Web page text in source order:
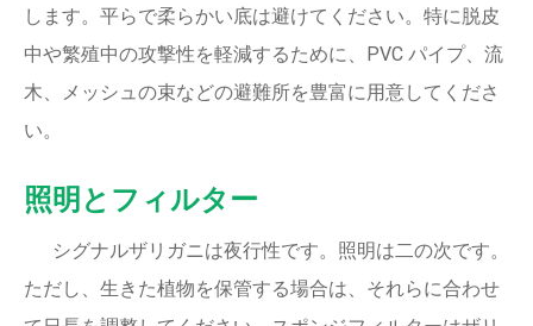
します。平らで柔らかい底は避けてください。特に脱皮
中や繁殖中の攻撃性を軽減するために、PVC パイプ、流
木、メッシュの束などの避難所を豊富に用意してくださ
い。
照明とフィルター
シグナルザリガニは夜行性です。照明は二の次です。
ただし、生きた植物を保管する場合は、それらに合わせ